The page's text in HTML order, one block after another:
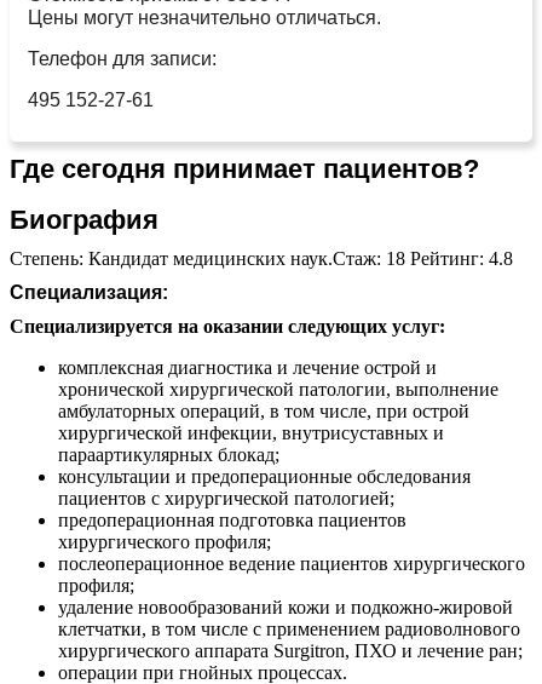
Цены могут незначительно отличаться.
Телефон для записи:
495 152-27-61
Где сегодня принимает пациентов?
Биография
Степень: Кандидат медицинских наук.Стаж: 18 Рейтинг: 4.8
Специализация:
Специализируется на оказании следующих услуг:
комплексная диагностика и лечение острой и
хронической хирургической патологии, выполнение
амбулаторных операций, в том числе, при острой
хирургической инфекции, внутрисуставных и
параартикулярных блокад;
консультации и предоперационные обследования
пациентов с хирургической патологией;
предоперационная подготовка пациентов
хирургического профиля;
послеоперационное ведение пациентов хирургического
профиля;
удаление новообразований кожи и подкожно-жировой
клетчатки, в том числе с применением радиоволнового
хирургического аппарата Surgitron, ПХО и лечение ран;
операции при гнойных процессах.